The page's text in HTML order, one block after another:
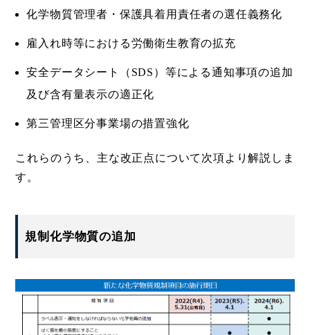
化学物質管理者・保護具着用責任者の選任義務化
雇入れ時等における労働衛生教育の拡充
安全データシート（SDS）等による通知事項の追加
及び含有量表示の適正化
第三管理区分事業場の措置強化
これらのうち、主な改正点について次項より解説しま
す。
規制化学物質の追加